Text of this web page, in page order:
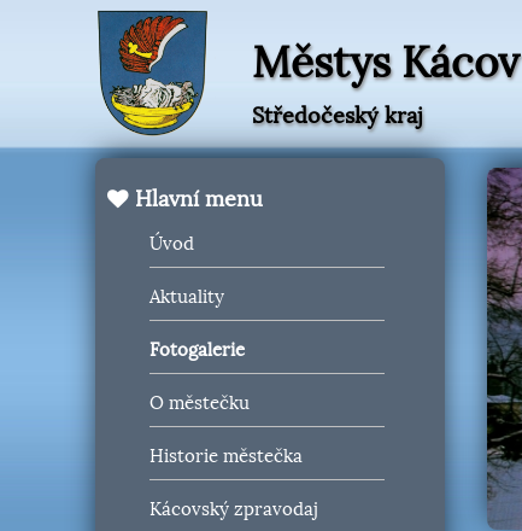
Městys Kácov
Středočeský kraj
Hlavní menu
Úvod
Aktuality
Fotogalerie
O městečku
Historie městečka
Kácovský zpravodaj